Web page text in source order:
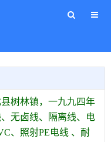
树林镇，一九九四年
无卤线、隔离线、电
、照射PE电线 、耐